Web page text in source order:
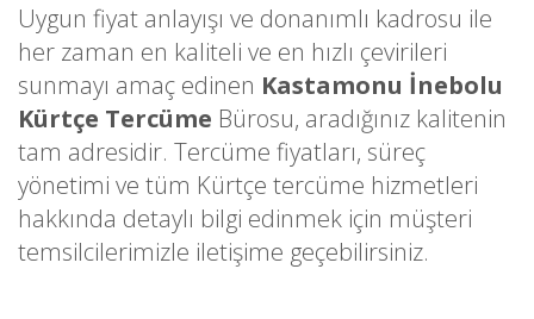
Uygun fiyat anlayışı ve donanımlı kadrosu ile
her zaman en kaliteli ve en hızlı çevirileri
sunmayı amaç edinen Kastamonu İnebolu
Kürtçe Tercüme Bürosu, aradığınız kalitenin
tam adresidir. Tercüme fiyatları, süreç
yönetimi ve tüm Kürtçe tercüme hizmetleri
hakkında detaylı bilgi edinmek için müşteri
temsilcilerimizle iletişime geçebilirsiniz.